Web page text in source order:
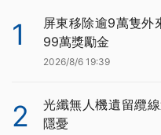
1
屏東移除逾9萬隻外
99萬獎勵金
2026/8/6 19:39
2
光纖無人機遺留纜
隱憂